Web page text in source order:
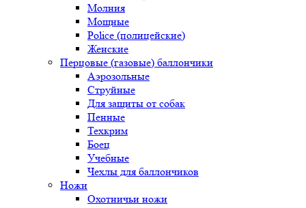
Молния
Мощные
Police (полицейские)
Женские
Перцовые (газовые) баллончики
Аэрозольные
Струйные
Для защиты от собак
Пенные
Техкрим
Боец
Учебные
Чехлы для баллончиков
Ножи
Охотничьи ножи